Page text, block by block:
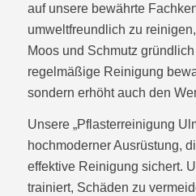
auf unsere bewährte
umweltfreundlich zu
Moos und Schmutz
regelmäßige Reinigung
sondern erhöht auch den
Unsere „Pflasterreinigung
hochmoderner Ausrüstung,
effektive Reinigung sichert.
trainiert, Schäden zu